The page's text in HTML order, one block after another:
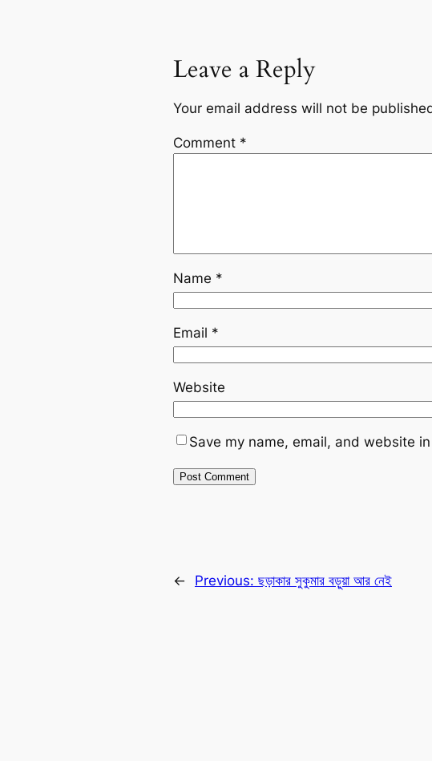
Leave a Reply
Your email address will not be
Comment *
Name *
Email *
Website
Save my name, email, and website
← Previous: ছড়াকার সুকুমার বড়ুয়া আর নেই